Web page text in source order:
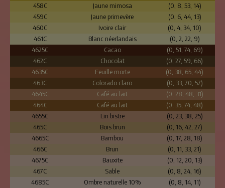
458C
Jaune mimosa
(0, 8, 53, 14)
459C
Jaune primevère
(0, 6, 44, 13)
460C
Ivoire clair
(0, 4, 34, 10)
461C
Blanc néerlandais
(0, 2, 22, 9)
4625C
Cacao
(0, 51, 74, 69)
462C
Chocolat
(0, 27, 59, 66)
4635C
Feuille morte
(0, 38, 65, 44)
463C
Colorado claro
(0, 33, 70, 57)
4645C
Café au lait
(0, 28, 48, 31)
464C
Café au lait
(0, 35, 74, 48)
4655C
Lin bistre
(0, 23, 38, 25)
465C
Bois brun
(0, 16, 42, 27)
4665C
Bambou
(0, 17, 28, 18)
466C
Brun
(0, 11, 33, 21)
4675C
Bauxite
(0, 12, 20, 13)
467C
Sable
(0, 8, 24, 16)
4685C
Ombre naturelle 10%
(0, 8, 14, 11)